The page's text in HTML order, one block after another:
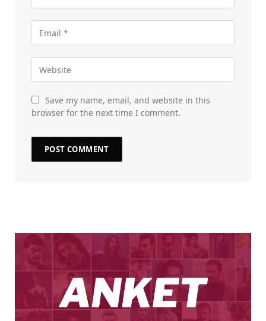
Save my name, email, and website in this
browser for the next time I comment.